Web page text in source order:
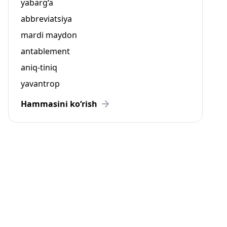
yabarg‘a
abbreviatsiya
mardi maydon
antablement
aniq-tiniq
yavantrop
Hammasini ko‘rish